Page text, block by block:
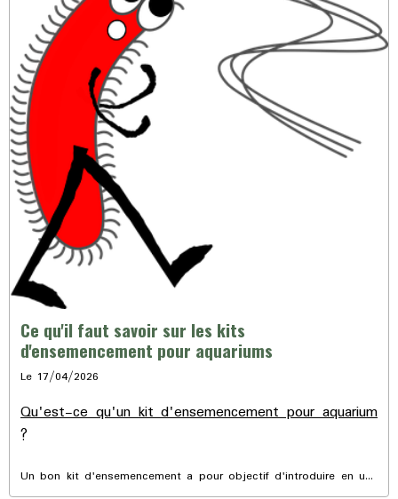
Ce qu'il faut savoir sur les kits
d'ensemencement pour aquariums
Le 17/04/2026
Qu'est-ce qu'un kit d'ensemencement pour aquarium
?
Un bon kit d'ensemencement a pour objectif d'introduire en une